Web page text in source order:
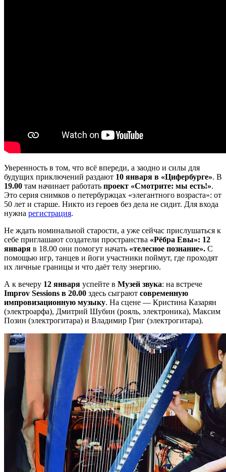
Уверенность в том, что всё впереди, а заодно и силы для
будущих приключений раздают 10 января в «Цифербурге». В
19.00 там начинает работать проект «Смотрите: мы есть!».
Это серия снимков о петербуржцах «элегантного возраста»: от
50 лет и старше. Никто из героев без дела не сидит. Для входа
нужна регистрация.
Не ждать номинальной старости, а уже сейчас прислушаться к
себе приглашают создатели пространства «Рёбра Евы»: 12
января в 18.00 они помогут начать «телесное познание». С
помощью игр, танцев и йоги участники поймут, где проходят
их личные границы и что даёт телу энергию.
А к вечеру 12 января успейте в Музей звука: на встрече
Improv Sessions в 20.00 здесь сыграют современную
импровизационную музыку. На сцене — Кристина Казарян
(электроарфа), Дмитрий Шубин (рояль, электроника), Максим
Позин (электрогитара) и Владимир Григ (электрогитара).